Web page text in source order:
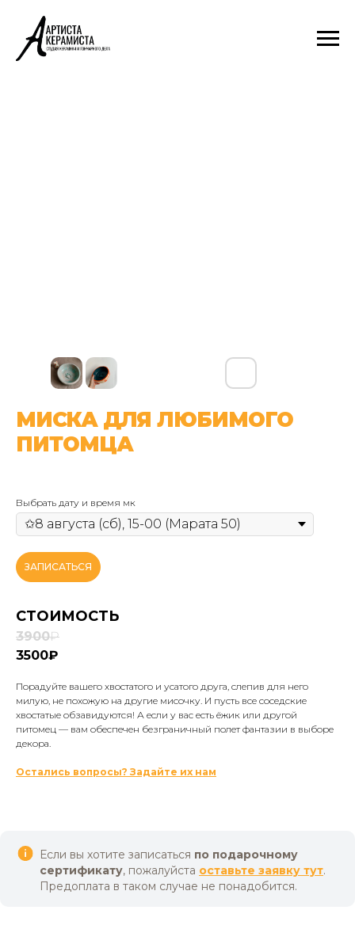
МИСКА ДЛЯ ЛЮБИМОГО
ПИТОМЦА
Выбрать дату и время мк
ЗАПИСАТЬСЯ
СТОИМОСТЬ
3900₽
3500₽
Порадуйте вашего хвостатого и усатого друга, слепив для него
милую, не похожую на другие мисочку. И пусть все соседские
хвостатые обзавидуются! А если у вас есть ёжик или другой
питомец — вам обеспечен безграничный полет фантазии в выборе
декора.
Остались вопросы? Задайте их нам
Если вы хотите записаться по подарочному
сертификату, пожалуйста оставьте заявку тут.
Предоплата в таком случае не понадобится.